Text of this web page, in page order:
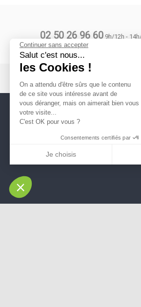
02 50 26 96 60 9h/12h -
Suivez nous !
Continuer sans accepter
Salut c'est nous...
les Cookies !
On a attendu d'être sûrs que le contenu
de ce site vous intéresse avant de
vous déranger, mais on aimerait bien
votre visite...
C'est OK pour vous ?
Consentements certifiés par
Je choisis
Notre plateforme vous permet d'adapter et